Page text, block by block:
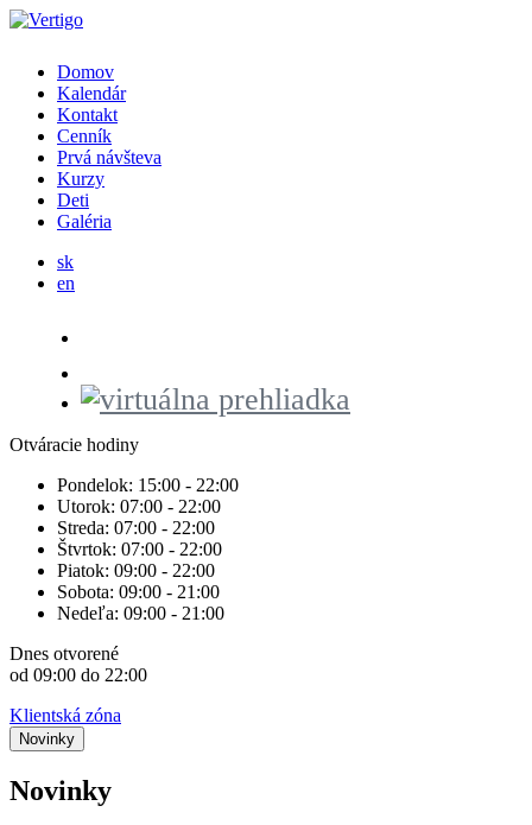
Domov
Kalendár
Kontakt
Cenník
Prvá návšteva
Kurzy
Deti
Galéria
sk
en
Otváracie hodiny
Pondelok: 15:00 - 22:00
Utorok: 07:00 - 22:00
Streda: 07:00 - 22:00
Štvrtok: 07:00 - 22:00
Piatok: 09:00 - 22:00
Sobota: 09:00 - 21:00
Nedeľa: 09:00 - 21:00
Dnes otvorené
od 09:00 do 22:00
Klientská zóna
Novinky
Novinky